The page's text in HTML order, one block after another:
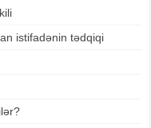
istifadənin tədqiqi